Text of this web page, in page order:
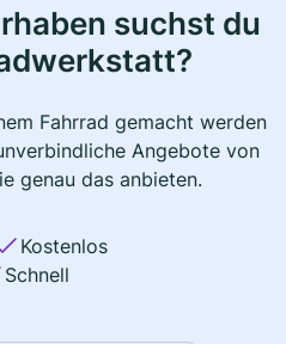
suchst du
Fahrrad gemacht werden
Angebote von
genau das anbieten.
Kostenlos
Schnell